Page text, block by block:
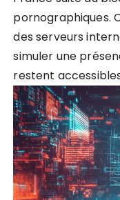
pornographiques.
des serveurs
simuler une
restent